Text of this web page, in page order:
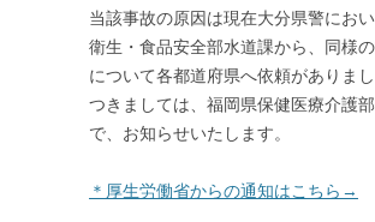
当該事故の原因は現在大分県警にお
衛生・食品安全部水道課から、同様
について各都道府県へ依頼がありまし
つきましては、福岡県保健医療介護
で、お知らせいたします。
＊厚生労働省からの通知はこちら→